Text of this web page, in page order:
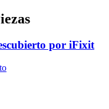
por iFixit